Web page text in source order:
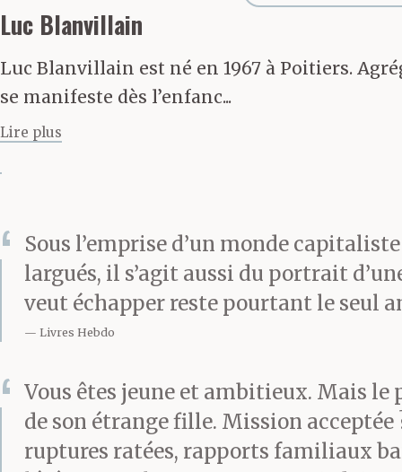
Luc Blanvillain
Luc Blanvillain est né en 1967 à Poitiers.
se manifeste dès l’enfanc...
Lire plus
Sous l’emprise d’un monde
largués, il s’agit aussi du portrait
veut échapper reste pourtant le seul
Livres Hebdo
Vous êtes jeune et ambitieux. Mais
de son étrange fille. Mission
ruptures ratées, rapports familiaux